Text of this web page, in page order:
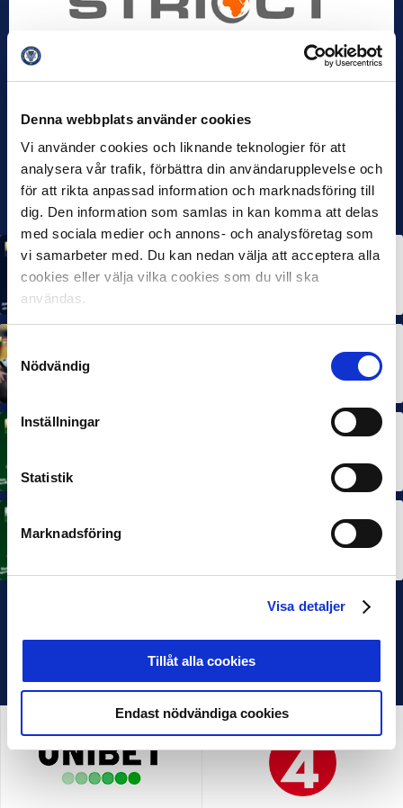
Denna webbplats använder cookies
Vi använder cookies och liknande teknologier för att
analysera vår trafik, förbättra din användarupplevelse och
för att rikta anpassad information och marknadsföring till
dig. Den information som samlas in kan komma att delas
med sociala medier och annons- och analysföretag som
vi samarbeter med. Du kan nedan välja att acceptera alla
cookies eller välja vilka cookies som du vill ska
användas.
Samtyckesval
Nödvändig
Inställningar
Statistik
Marknadsföring
Visa detaljer
Tillåt alla cookies
Endast nödvändiga cookies
MÅNADENS SPELARE MÅNADENS TRÄNARE
Rösta på Månadens Spelare & Tränare i juli
Dubbla Landskrona-priser när juni summeras
Rösta på Månadens Tränare i juni